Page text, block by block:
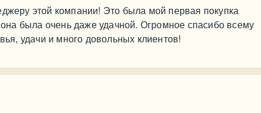
этой компании! Это была мой первая покупка
была очень даже удачной. Огромное спасибо всему
удачи и много довольных клиентов!